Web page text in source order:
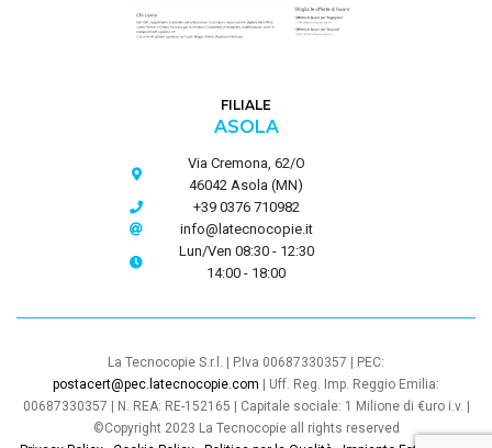
FILIALE
ASOLA
Via Cremona, 62/O
46042 Asola (MN)
+39 0376 710982
info@latecnocopie.it
Lun/Ven 08:30 - 12:30
14:00 - 18:00
La Tecnocopie S.r.l. | P.Iva 00687330357 | PEC:
postacert@pec.latecnocopie.com | Uff. Reg. Imp. Reggio Emilia:
00687330357 | N. REA: RE-152165 | Capitale sociale: 1 Milione di €uro i.v. |
©Copyright 2023 La Tecnocopie all rights reserved